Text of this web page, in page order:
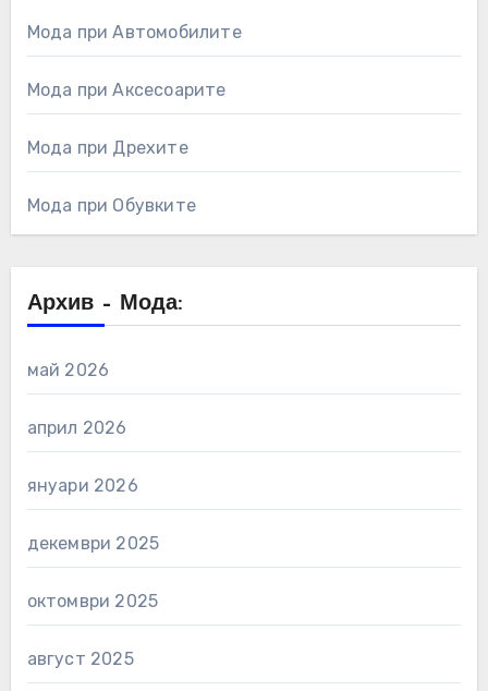
Мода при Автомобилите
Мода при Аксесоарите
Мода при Дрехите
Мода при Обувките
Архив – Мода:
май 2026
април 2026
януари 2026
декември 2025
октомври 2025
август 2025